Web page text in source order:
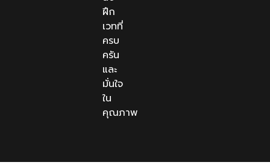
ฝึก
เวทที่
ครบ
ครัน
และ
มั่นใจ
ใน
คุณภาพ